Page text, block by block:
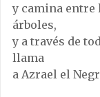
y camina entre
árboles,
y a través de
llama
a Azrael el